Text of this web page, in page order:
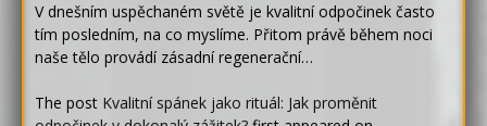
V dnešním uspěchaném světě je kvalitní odpočinek často
tím posledním, na co myslíme. Přitom právě během noci
naše tělo provádí zásadní regenerační…
The post Kvalitní spánek jako rituál: Jak proměnit